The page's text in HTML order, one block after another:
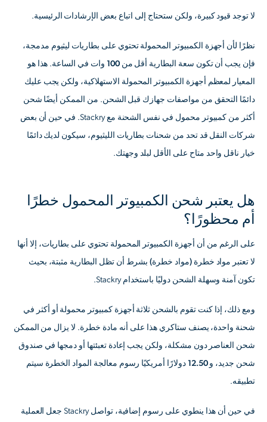
لا توجد قيود كبيرة، ولكن ستحتاج إلى اتباع بعض الإرشادات الرئيسية.
نظرًا لأن أجهزة الكمبيوتر المحمولة تحتوي على بطاريات ليثيوم مدمجة،
فإن يجب أن تكون سعة البطارية أقل من 100 وات في الساعة . هذا هو
المعيار لمعظم أجهزة الكمبيوتر المحمولة الاستهلاكية، ولكن يجب عليك
دائمًا التحقق من مواصفات جهازك قبل الشحن. من الممكن أيضًا شحن
أكثر من كمبيوتر محمول في نفس الشحنة مع Stackry. في حين أن بعض
شركات النقل قد تحد من شحنات بطاريات الليثيوم، سيكون لديك دائمًا
خيار ناقل واحد متاح على الأقل لبلد وجهتك.
هل يعتبر شحن الكمبيوتر المحمول خطرًا
أم محظورًا؟
على الرغم من أن أجهزة الكمبيوتر المحمولة تحتوي على بطاريات، إلا أنها
لا تعتبر مواد خطرة (مواد خطرة)بشرط أن تظل البطارية مثبتة، بحيث
تكون آمنة وسهلة الشحن دوليًا باستخدام Stackry.
ومع ذلك، إذا كنت تقوم بالشحن ثلاثة أجهزة كمبيوتر محمولة أو أكثر في
شحنة واحدة، يصنف ستاكري هذا على أنه مادة خطرة. لا يزال من الممكن
شحن العناصر دون مشكلة، ولكن يجب إعادة تعبئتها أو دمجها في صندوق
شحن جديد، و12.50 دولارًا أمريكيًا رسوم معالجة المواد الخطرة سيتم
تطبيقه.
في حين أن هذا ينطوي على رسوم إضافية، تواصل Stackry جعل العملية